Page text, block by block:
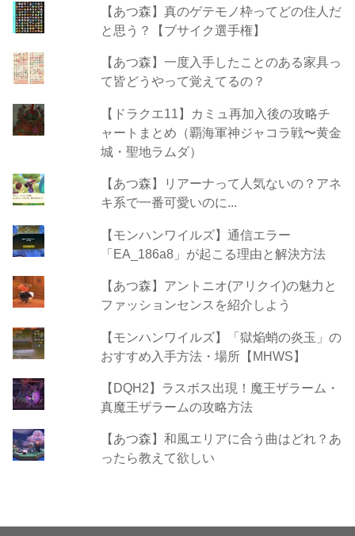
【あつ森】真のゲテモノ枠ってどの住人だ
と思う？【ブサイク選手権】
【あつ森】一度入手したことのある家具っ
て皆どうやって覚えてるの？
【ドラクエ11】カミュ再加入後の攻略チ
ャートまとめ（覇海軍神ジャコラ戦〜黄金
城・聖地ラムダ）
【あつ森】リアーナって人気ないの？アネ
キ系で一番可愛いのに...
【モンハンワイルズ】通信エラー
「EA_186a8」が起こる理由と解決方法
【あつ森】アントニオ(アリクイ)の魅力と
ファッションセンスを紹介しよう
【モンハンワイルズ】「獄焔蛸の炎玉」の
おすすめ入手方法・場所【MHWS】
【DQH2】ラスボス出現！魔王ザラーム・
真魔王ザラームの攻略方法
【あつ森】和風エリアに合う曲はどれ？あ
ったら教えて欲しい